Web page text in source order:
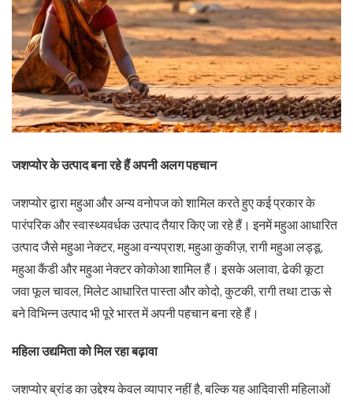
जशप्योर के उत्पाद बना रहे हैं अपनी अलग पहचान
जशप्योर द्वारा महुआ और अन्य वनोपज को शामिल करते हुए कई प्रकार के
पारंपरिक और स्वास्थ्यवर्धक उत्पाद तैयार किए जा रहे हैं। इनमें महुआ आधारित
उत्पाद जैसे महुआ नेक्टर, महुआ वन्यप्राश, महुआ कुकीज़, रागी महुआ लड्डू,
महुआ कैंडी और महुआ नेक्टर कोकोआ शामिल हैं। इसके अलावा, ढेकी कूटा
जवा फूल चावल, मिलेट आधारित पास्ता और कोदो, कुटकी, रागी तथा टाऊ से
बने विभिन्न उत्पाद भी पूरे भारत में अपनी पहचान बना रहे हैं।
महिला उद्यमिता को मिल रहा बढ़ावा
जशप्योर ब्रांड का उद्देश्य केवल व्यापार नहीं है, बल्कि यह आदिवासी महिलाओं